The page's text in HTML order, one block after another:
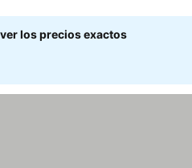
los precios exactos